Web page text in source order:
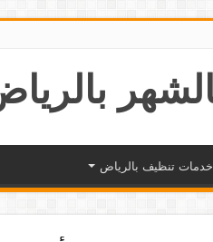
خدمات تنظيف بالرياض